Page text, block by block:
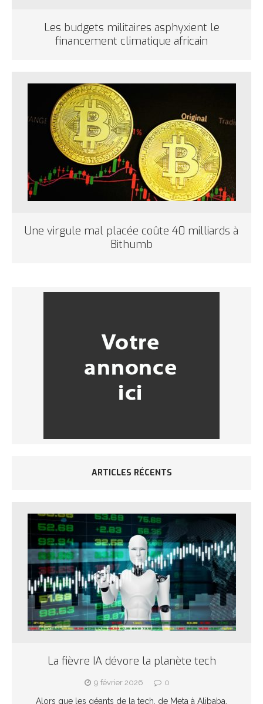
Les budgets militaires asphyxient le
financement climatique africain
Une virgule mal placée coûte 40 milliards à
Bithumb
ARTICLES RÉCENTS
La fièvre IA dévore la planète tech
9 février 2026 0
Alors que les géants de la tech, de Meta à Alibaba,